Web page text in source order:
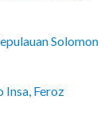
Solomon
Feroz